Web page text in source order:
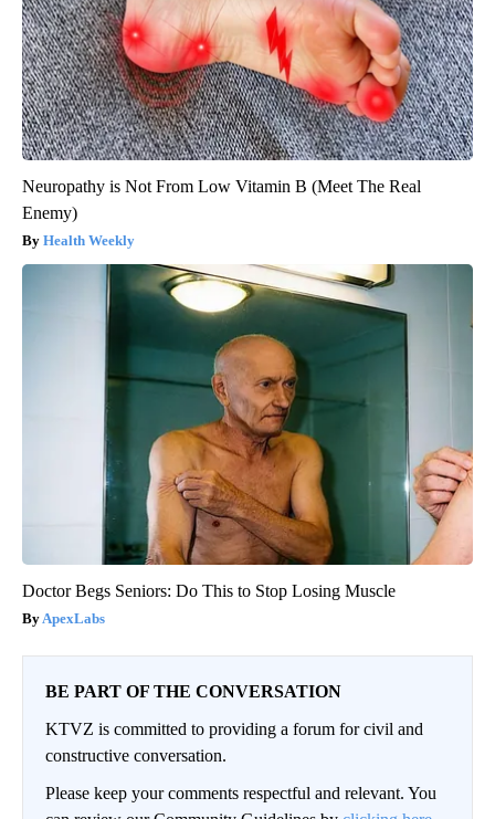
Neuropathy is Not From Low Vitamin B (Meet The Real
Enemy)
Health Weekly
Doctor Begs Seniors: Do This to Stop Losing Muscle
ApexLabs
BE PART OF THE CONVERSATION
KTVZ is committed to providing a forum for civil and
constructive conversation.
Please keep your comments respectful and relevant. You